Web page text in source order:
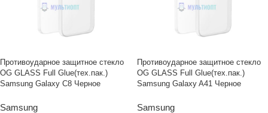
Противоударное защитное стекло
OG GLASS Full Glue(тех.пак.)
Samsung Galaxy C8 Черное
Samsung
Противоударное защитное стекло
OG GLASS Full Glue(тех.пак.)
Samsung Galaxy A41 Черное
Samsung